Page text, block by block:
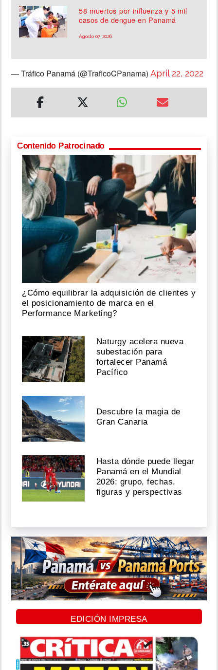
58 muertos por influenza y 5 mil
casos de dengue en Panamá
Agosto 07, 2026
— Tráfico Panamá (@TraficoCPanama) April 22, 2022
Contenido Patrocinado
¿Cómo equilibrar la adquisición de clientes y
el posicionamiento de marca en el
Performance Marketing?
Naturgy acelera nueva
subestación para
fortalecer Panamá
Pacífico
Descubre la magia de
Gran Canaria
Hasta dónde puede llegar
Panamá en el Mundial
2026: grupo, fechas,
figuras y perspectivas
EDICIÓN IMPRESA